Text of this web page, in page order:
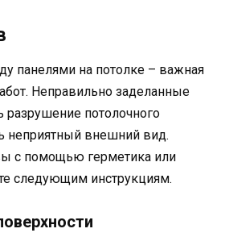
панелями на потолке – важная
Неправильно заделанные
потолочного
неприятный внешний вид.
с помощью герметика или
следующим инструкциям.